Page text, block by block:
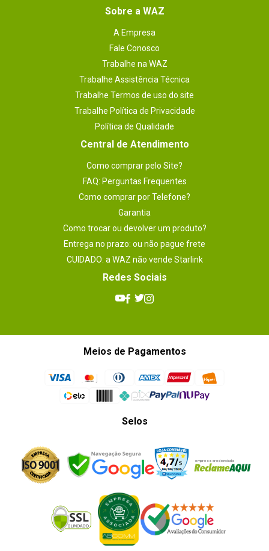
Sobre a WAZ
A Empresa
Fale Conosco
Trabalhe na WAZ
Trabalhe Assistência Técnica
Trabalhe Termos de uso do site
Trabalhe Política de Privacidade
Política de Qualidade
Central de Atendimento
Como comprar pelo Site?
FAQ: Perguntas Frequentes
Como comprar por Telefone?
Garantia
Como trocar ou devolver um produto?
Entrega no prazo: ou não pague frete
CUIDADO: a WAZ não vende Starlink
Redes Sociais
Meios de Pagamentos
Selos